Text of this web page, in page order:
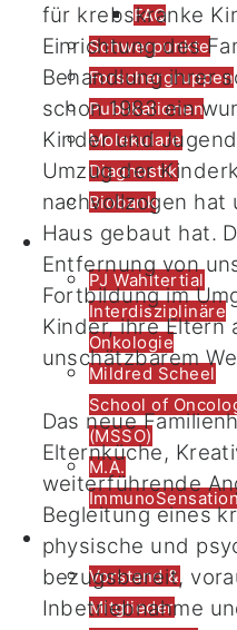
FAQ
Schwerpunkte
Forschergruppen
Publikationen
Molekulare
Diagnostik
Biobank
Lehre
PJ Wahltertial
Interdisziplinäre
Onkologie
Mildred Scheel
School of
(MSSO)
M.A.
CIO Bonn
Vorstand &
Mitglieder
für krebskranke
Einrichtung des
Behandlung ihrer
schon 1983 ein
Kinder und
Umzug der
nachvollzogen
Haus gebaut hat.
Entfernung von
Fortbildung im
Kinder, ihre Eltern
unschätzbarem
Das neue
Elternküche,
weiterführende
Begleitung eines
physische und
bezugsbereit,
Inbetriebnahme